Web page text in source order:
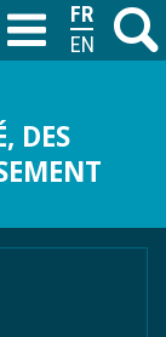
M
DES
T
FRANÇAIS
ENGLISH